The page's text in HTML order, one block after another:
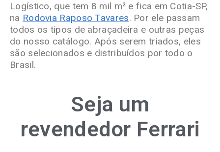
Logístico, que tem 8 mil m² e fica em Cotia-SP,
na Rodovia Raposo Tavares. Por ele passam
todos os tipos de abraçadeira e outras peças
do nosso catálogo. Após serem triados, eles
são selecionados e distribuídos por todo o
Brasil.
Seja um
revendedor Ferrari